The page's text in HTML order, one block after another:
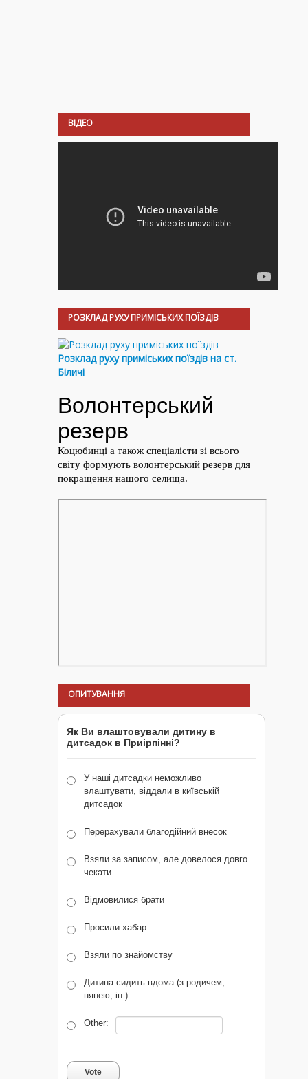
ВІДЕО
РОЗКЛАД РУХУ ПРИМІСЬКИХ ПОЇЗДІВ
Розклад руху приміських поїздів на ст.
Біличі
ОПИТУВАННЯ
Як Ви влаштовували дитину в
дитсадок в Приірпінні?
У наші дитсадки неможливо
влаштувати, віддали в київській
дитсадок
Перерахували благодійний внесок
Взяли за записом, але довелося довго
чекати
Відмовилися брати
Просили хабар
Взяли по знайомству
Дитина сидить вдома (з родичем,
нянею, ін.)
Other:
Vote